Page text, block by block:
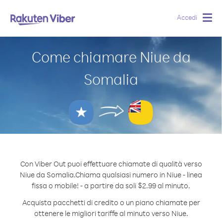
Accedi
Come chiamare Niue da
Somalia
Con Viber Out puoi effettuare chiamate di qualità verso
Niue da Somalia.Chiama qualsiasi numero in Niue - linea
fissa o mobile! - a partire da soli $2.99 al minuto.
Acquista pacchetti di credito o un piano chiamate per
ottenere le migliori tariffe al minuto verso Niue.